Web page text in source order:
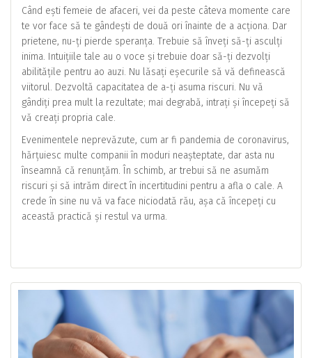
Când ești femeie de afaceri, vei da peste câteva momente care
te vor face să te gândești de două ori înainte de a acționa. Dar
prietene, nu-ți pierde speranța. Trebuie să înveți să-ți asculți
inima. Intuițiile tale au o voce și trebuie doar să-ți dezvolți
abilitățile pentru ao auzi. Nu lăsați eșecurile să vă definească
viitorul. Dezvoltă capacitatea de a-ți asuma riscuri. Nu vă
gândiți prea mult la rezultate; mai degrabă, intrați și începeți să
vă creați propria cale.
Evenimentele neprevăzute, cum ar fi pandemia de coronavirus,
hărțuiesc multe companii în moduri neașteptate, dar asta nu
înseamnă că renunțăm. În schimb, ar trebui să ne asumăm
riscuri și să intrăm direct în incertitudini pentru a afla o cale. A
crede în sine nu vă va face niciodată rău, așa că începeți cu
această practică și restul va urma.